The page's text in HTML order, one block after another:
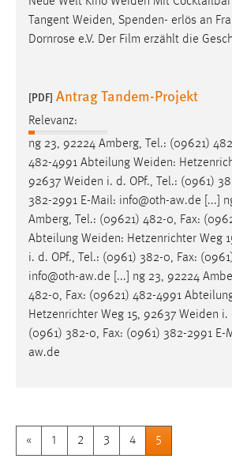
Tangent Weiden, Spenden- erlös an
Dornrose e.V. Der Film erzählt die
[PDF] Antrag Tandem-Projekt
Relevanz:
ng 23, 92224 Amberg, Tel.: (09621)
482-4991 Abteilung Weiden:
92637 Weiden i. d. OPf., Tel.: (0961)
382-2991 E-Mail: info@oth-aw.de [...]
Amberg, Tel.: (09621) 482-0, Fax:
Abteilung Weiden: Hetzenrichter Weg
i. d. OPf., Tel.: (0961) 382-0, Fax:
info@oth-aw.de [...] ng 23, 92224
482-0, Fax: (09621) 482-4991
Hetzenrichter Weg 15, 92637 Weiden i.
(0961) 382-0, Fax: (0961) 382-2991 E-
aw.de
« 1 2 3 4 5